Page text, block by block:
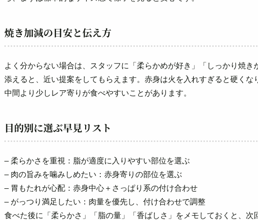
焼き加減の目安と伝え方
よく分からない場合は、スタッフに「柔らかめが好き」「しっかり焼き
添えると、近い提案をしてもらえます。赤身は火を入れすぎると硬くな
中間より少しレア寄りが食べやすいことがあります。
目的別に選ぶ早見リスト
– 柔らかさを重視：脂が適度に入りやすい部位を選ぶ
– 肉の旨みを噛みしめたい：赤身寄りの部位を選ぶ
– 胃もたれが心配：赤身中心＋さっぱり系の付け合わせ
– がっつり満足したい：肉量を優先し、付け合わせで調整
食べた後に「柔らかさ」「脂の量」「香ばしさ」をメモしておくと、次